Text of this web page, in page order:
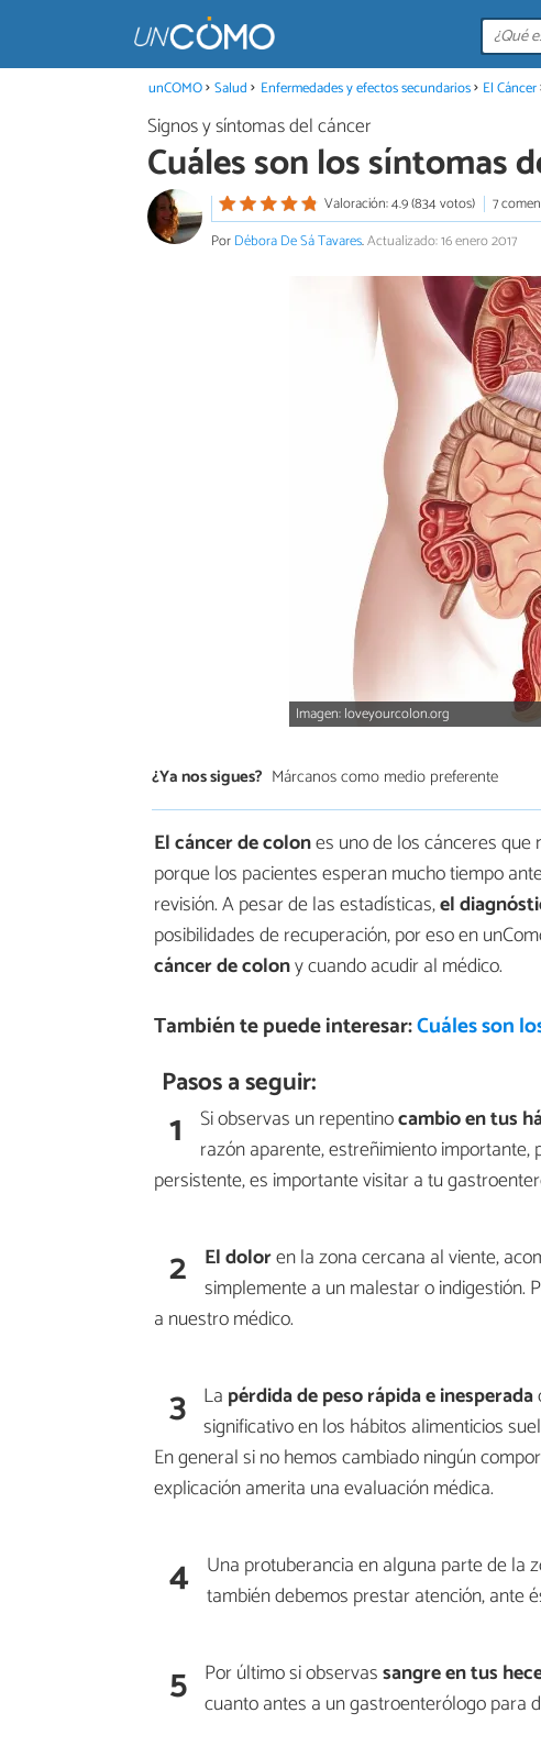
unCOMO Salud Enfermedades y efectos secundarios El Cáncer
Signos y síntomas del cáncer
Cuáles son los síntomas
Valoración: 4.9 (834 votos)
7
PorDébora De Sá Tavares.Actualizado: 16 enero 2017
Imagen: loveyourcolon.org
¿Ya nos sigues? Márcanos como medio preferente
El cáncer de colones uno de los cánceres
porque los pacientes esperan mucho tiempo
revisión. A pesar de las estadísticas,el
posibilidades de recuperación, por eso en
cáncer de colony cuando acudir al médico.
También te puede interesar:Cuáles son
Pasos a seguir:
1 Si observas un repentinocambio en tus
razón aparente, estreñimiento
persistente, es importante visitar a tu
2 El doloren la zona cercana al viente,
simplemente a un malestar o indigestión.
a nuestro médico.
3 La pérdida de peso rápida e inesperada
significativo en los hábitos alimenticios
En general si no hemos cambiado ningún
explicación amerita una evaluación médica.
4 Una protuberancia en alguna parte de la
también debemos prestar atención, ante
5 Por último si observassangre en tus
cuanto antes a un gastroenterólogo para